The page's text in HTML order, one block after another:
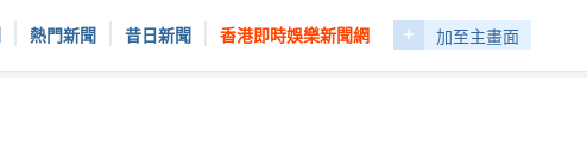
熱門新聞 昔日新聞 香港即時娛樂新聞網 + 加至主畫面